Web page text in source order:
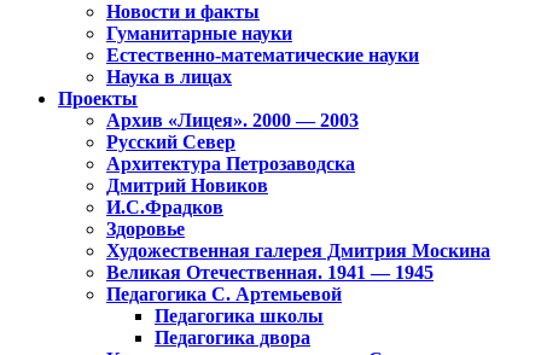
Новости и факты
Гуманитарные науки
Естественно-математические науки
Наука в лицах
Проекты
Архив «Лицея». 2000 — 2003
Русский Север
Архитектура Петрозаводска
Дмитрий Новиков
И.С.Фрадков
Здоровье
Художественная галерея Дмитрия Москина
Великая Отечественная. 1941 — 1945
Педагогика С. Артемьевой
Педагогика школы
Педагогика двора